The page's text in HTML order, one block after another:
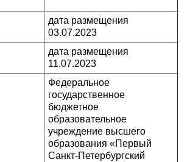
дата размещения
03.07.2023
дата размещения
11.07.2023
Федеральное
государственное
бюджетное
образовательное
учреждение высшего
образования «Первый
Санкт-Петербургский